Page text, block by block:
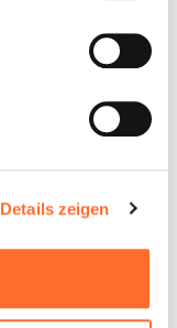
Details zeigen